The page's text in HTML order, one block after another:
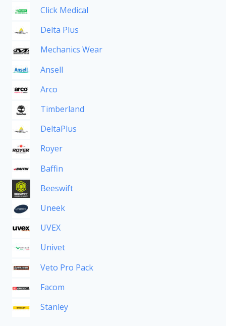
Click Medical
Delta Plus
Mechanics Wear
Ansell
Arco
Timberland
DeltaPlus
Royer
Baffin
Beeswift
Uneek
UVEX
Univet
Veto Pro Pack
Facom
Stanley